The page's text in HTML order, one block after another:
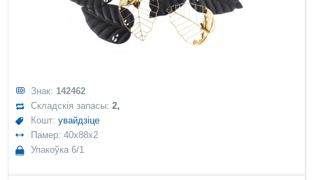
Знак: 142462
Складскія запасы:2,
Кошт:увайдзіце
Памер: 40x88x2
Упакоўка 6/1